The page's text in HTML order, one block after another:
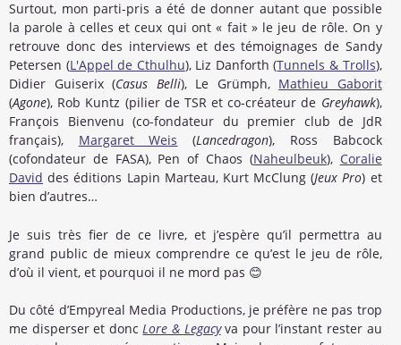
Surtout, mon parti-pris a été de donner autant que possible
la parole à celles et ceux qui ont « fait » le jeu de rôle. On y
retrouve donc des interviews et des témoignages de Sandy
Petersen (L'Appel de Cthulhu), Liz Danforth (Tunnels & Trolls),
Didier Guiserix (Casus Belli), Le Grümph, Mathieu Gaborit
(Agone), Rob Kuntz (pilier de TSR et co-créateur de Greyhawk),
François Bienvenu (co-fondateur du premier club de JdR
français), Margaret Weis (Lancedragon), Ross Babcock
(cofondateur de FASA), Pen of Chaos (Naheulbeuk), Coralie
David des éditions Lapin Marteau, Kurt McClung (Jeux Pro) et
bien d’autres…
Je suis très fier de ce livre, et j’espère qu’il permettra au
grand public de mieux comprendre ce qu’est le jeu de rôle,
d’où il vient, et pourquoi il ne mord pas 😊
Du côté d’Empyreal Media Productions, je préfère ne pas trop
me disperser et doncLore & Legacyva pour l’instant rester au